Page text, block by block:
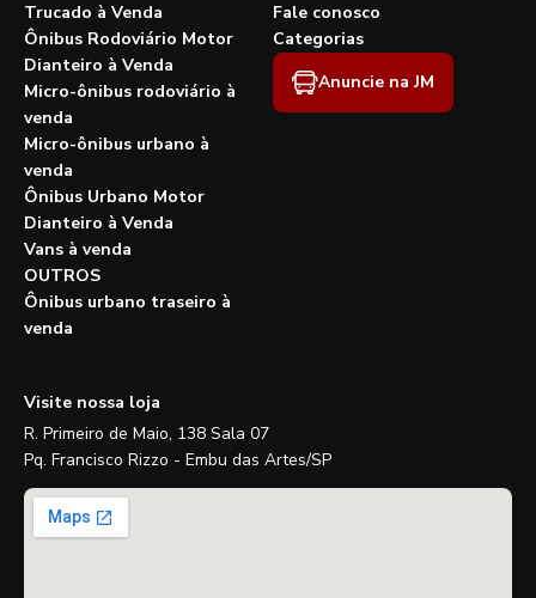
Trucado à Venda
Ônibus Rodoviário Motor
Dianteiro à Venda
Micro-ônibus rodoviário à
venda
Micro-ônibus urbano à
venda
Ônibus Urbano Motor
Dianteiro à Venda
Vans à venda
OUTROS
Ônibus urbano traseiro à
venda
Fale conosco
Categorias
Anuncie na JM
Visite nossa loja
R. Primeiro de Maio, 138 Sala 07
Pq. Francisco Rizzo - Embu das Artes/SP